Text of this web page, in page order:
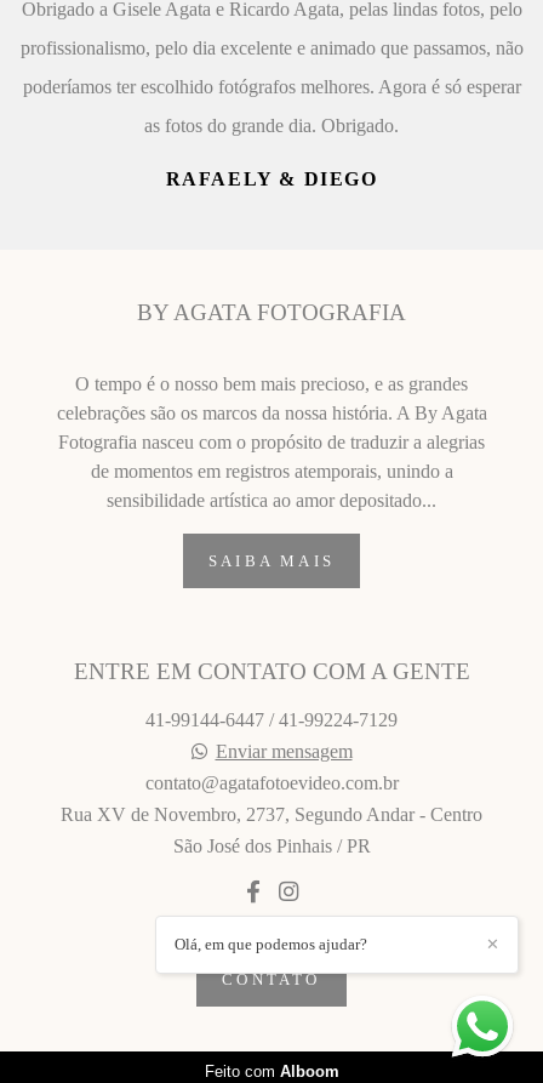
Obrigado a Gisele Agata e Ricardo Agata, pelas lindas fotos, pelo
profissionalismo, pelo dia excelente e animado que passamos, não
poderíamos ter escolhido fotógrafos melhores. Agora é só esperar
as fotos do grande dia. Obrigado.
RAFAELY & DIEGO
BY AGATA FOTOGRAFIA
O tempo é o nosso bem mais precioso, e as grandes
celebrações são os marcos da nossa história. A By Agata
Fotografia nasceu com o propósito de traduzir a alegrias
de momentos em registros atemporais, unindo a
sensibilidade artística ao amor depositado...
SAIBA MAIS
ENTRE EM CONTATO COM A GENTE
41-99144-6447 / 41-99224-7129
Enviar mensagem
contato@agatafotoevideo.com.br
Rua XV de Novembro, 2737, Segundo Andar - Centro
São José dos Pinhais / PR
CONTATO
✕
Olá, em que podemos ajudar?
Feito com Alboom